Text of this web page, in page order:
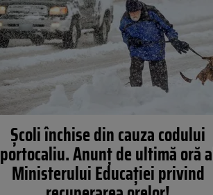
Școli închise din cauza codului
portocaliu. Anunț de ultimă oră
Ministerului Educației privind